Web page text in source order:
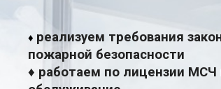
♦ реализуем требования
пожарной безопасности
♦ работаем по лицензии МСЧ